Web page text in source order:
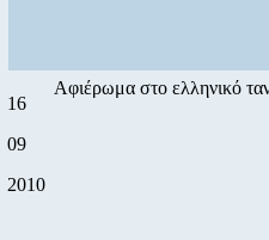
16
09
2010
Αφιέρωμα στο ελληνικό